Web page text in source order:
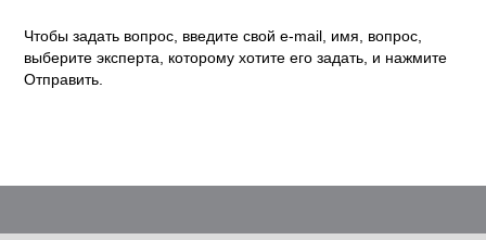
Чтобы задать вопрос, введите свой e-mail, имя, вопрос,
выберите эксперта, которому хотите его задать, и нажмите
Отправить.